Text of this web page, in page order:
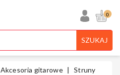
0
SZUKAJ
Akcesoria gitarowe
Struny